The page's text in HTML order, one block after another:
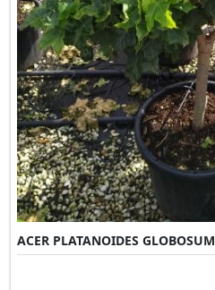
ACER PLATANOIDES GLOBOSUM